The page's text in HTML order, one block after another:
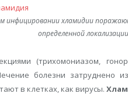
инфицировании хламидии
определенной локализации
(трихомониазом,
болезни затруднено
в клетках, как вирусы.